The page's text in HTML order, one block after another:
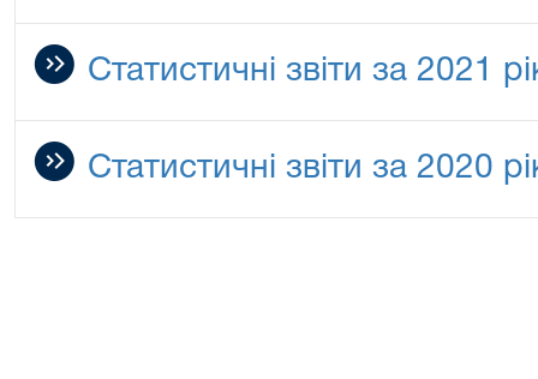
Статистичні звіти за 2021
Статистичні звіти за 2020